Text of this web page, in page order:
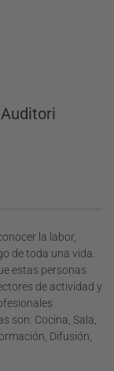
Auditori
la labor,
de toda una vida.
estas personas
de actividad y
son: Cocina, Sala,
Difusión,